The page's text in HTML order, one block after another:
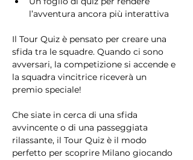
l’avventura ancora più interattiva
Il Tour Quiz è pensato per creare una
sfida tra le squadre. Quando ci sono
avversari, la competizione si accende e
la squadra vincitrice riceverà un
premio speciale!
Che siate in cerca di una sfida
avvincente o di una passeggiata
rilassante, il Tour Quiz è il modo
perfetto per scoprire Milano giocando